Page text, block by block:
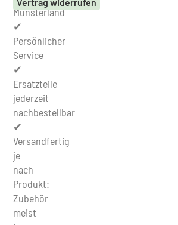
Münsterland
✔
Persönlicher
Service
✔
Ersatzteile
jederzeit
nachbestellbar
✔
Versandfertig
je
nach
Produkt:
Zubehör
meist
Vertrag widerrufen